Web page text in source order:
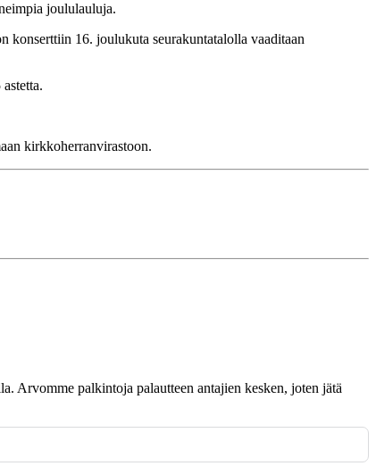
joululauluja.
konserttiin 16. joulukuta seurakuntatalolla vaaditaan
kirkkoherranvirastoon.
Arvomme palkintoja palautteen antajien kesken, joten jätä